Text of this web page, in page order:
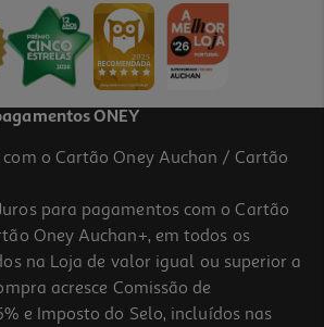
ONEY
o Cartão Oney Auchan / Cartão
para pagamentos com o Cartão
Oney Auchan+, em todos os
na Loja de valor igual ou superior a
acresce Comissão de
e Imposto do Selo, incluídos nas